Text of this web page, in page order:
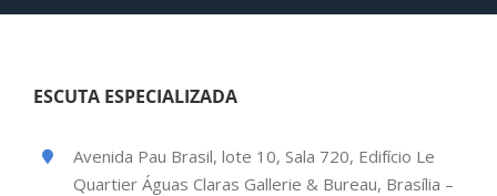
ESCUTA ESPECIALIZADA
Avenida Pau Brasil, lote 10, Sala 720, Edifício Le
Quartier Águas Claras Gallerie & Bureau, Brasília –